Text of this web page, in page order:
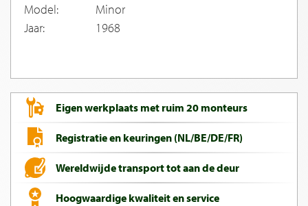
Model:
Minor
Jaar:
1968
Eigen werkplaats met ruim 20 monteurs
Registratie en keuringen (NL/BE/DE/FR)
Wereldwijde transport tot aan de deur
Hoogwaardige kwaliteit en service